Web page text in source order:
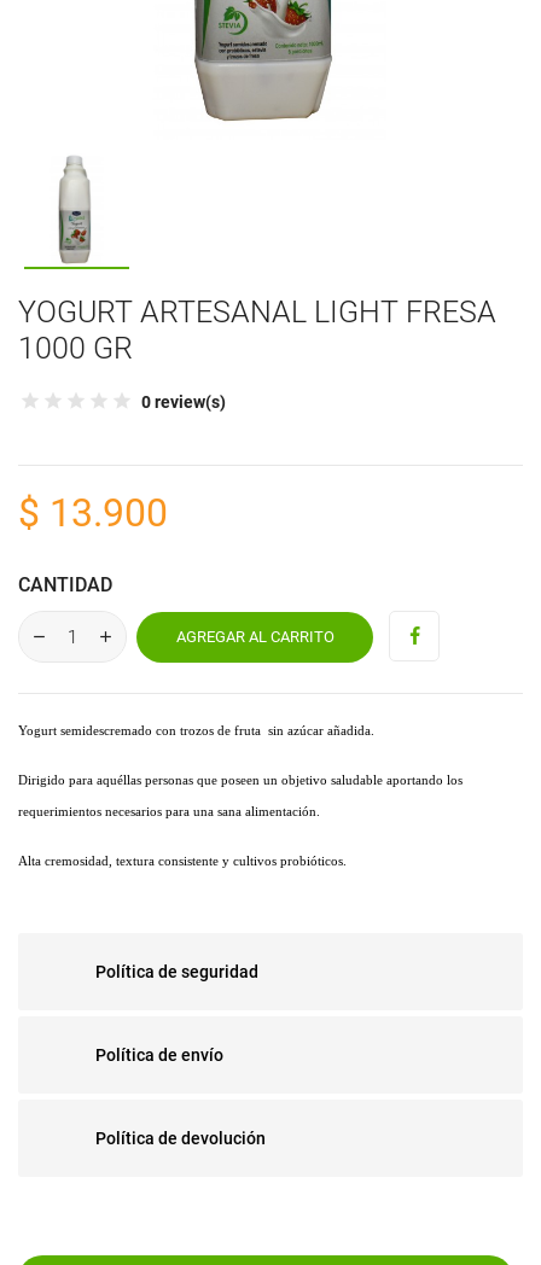
YOGURT ARTESANAL LIGHT FRESA
1000 GR
0 review(s)
$ 13.900
CANTIDAD
AGREGAR AL CARRITO
Yogurt semidescremado con trozos de fruta sin azúcar añadida.
Dirigido para aquéllas personas que poseen un objetivo saludable aportando los
requerimientos necesarios para una sana alimentación.
Alta cremosidad, textura consistente y cultivos probióticos.
Política de seguridad
Política de envío
Política de devolución